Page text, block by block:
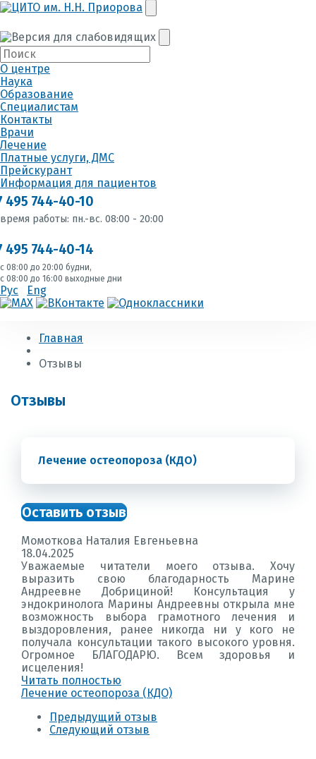
О центре
Наука
Образование
Специалистам
Контакты
Врачи
Лечение
Платные услуги, ДМС
Прейскурант
Информация для пациентов
495 744-40-10
время работы: пн.-вс. 08:00 - 20:00
495 744-40-14
с 08:00 до 20:00 будни,
с 08:00 до 16:00 выходные дни
Рус Eng
Главная
Отзывы
Отзывы
Лечение остеопороза (КДО)
Оставить отзыв
Момоткова Наталия Евгеньевна
18.04.2025
Уважаемые читатели моего отзыва. Хочу
выразить свою благодарность Марине
Андреевне Добрициной! Консультация у
эндокринолога Марины Андреевны открыла мне
возможность выбора грамотного лечения и
выздоровления, ранее никогда ни у кого не
получала консультации такого высокого уровня.
Огромное БЛАГОДАРЮ. Всем здоровья и
исцеления!
Читать полностью
Лечение остеопороза (КДО)
Предыдущий отзыв
Следующий отзыв